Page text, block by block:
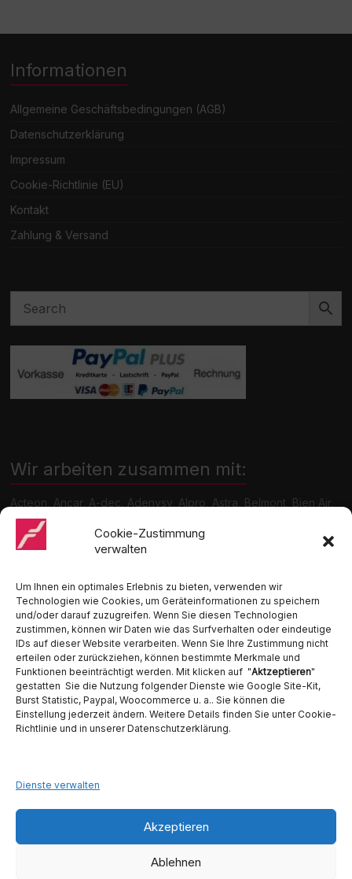
Cookie-Zustimmung
verwalten
Um Ihnen ein optimales Erlebnis zu bieten, verwenden wir
Technologien wie Cookies, um Geräteinformationen zu speichern
und/oder darauf zuzugreifen. Wenn Sie diesen Technologien
zustimmen, können wir Daten wie das Surfverhalten oder eindeutige
IDs auf dieser Website verarbeiten. Wenn Sie Ihre Zustimmung nicht
erteilen oder zurückziehen, können bestimmte Merkmale und
Funktionen beeinträchtigt werden. Mit klicken auf "Aktzeptieren"
gestatten Sie die Nutzung folgender Dienste wie Google Site-Kit,
Burst Statistic, Paypal, Woocommerce u. a.. Sie können die
Einstellung jederzeit ändern. Weitere Details finden Sie unter Cookie-
Richtlinie und in unserer Datenschutzerklärung.
Dienste verwalten
Akzeptieren
Ablehnen
Informationen
Allgemeine Geschäftsbedingungen (AGB)
Datenschutzerklärung
Impressum
Cookie-Richtlinie (EU)
Kontakt
Zahlung & Versand
Wir arbeiten zusammen mit:
Acteon, Ancar, A-dec, Adenysy, Alpro, Astra, Belmont, Bien Air,
Cattani, Chirana, DCI, Dürr, ETI, Euronda, Faro, Gcomm, KaVo,
Medentex, Melag, Midmark, Metasys, MK-Dent, NSK, Ophardt
Hygiene, Ritter, Satelec, Scican, TKD, Velopex, u.v.m
Ambident GmbH
Dental Geräte Handel und Service
Neumannstraße 3B
Fax.: 030 54 83 72 85